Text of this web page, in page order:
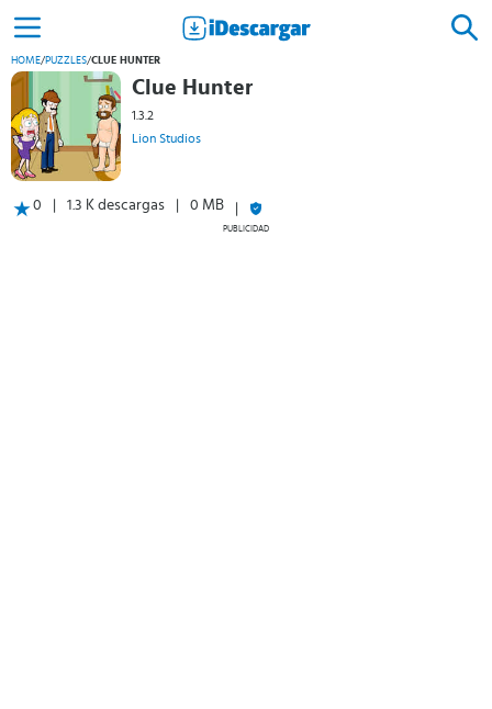
HOME/PUZZLES/CLUE HUNTER
Clue Hunter
1.3.2
Lion Studios
0 1.3 K descargas 0 MB
PUBLICIDAD